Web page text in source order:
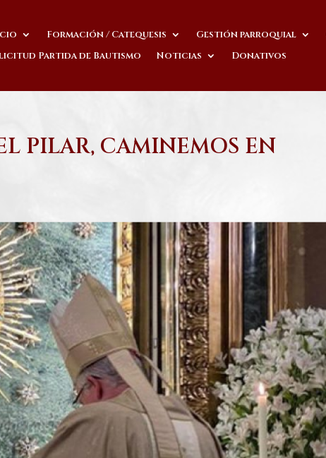
Formación / Catequesis Gestión parroquial
Partida de Bautismo
Noticias Donativos
PILAR, CAMINEMOS EN